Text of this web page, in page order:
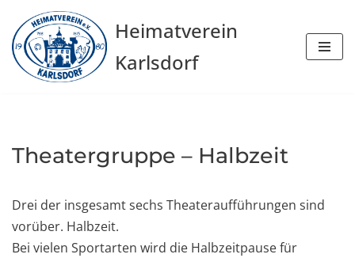
Zum
Inhalt
springen
Heimatverein
Karlsdorf
Theatergruppe – Halbzeit
Drei der insgesamt sechs Theateraufführungen sind
vorüber. Halbzeit.
Bei vielen Sportarten wird die Halbzeitpause für